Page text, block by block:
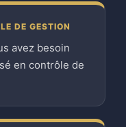
DE GESTION
avez besoin
en contrôle de